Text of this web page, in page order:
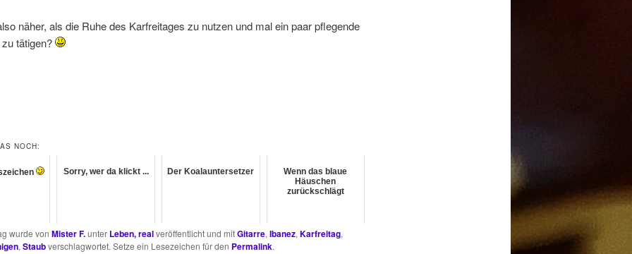
näher, als die Ruhe des Karfreitages zu nutzen und mal ein paar pflegende
tätigen?
NOCH:
Sorry, wer da klickt ... Der Koalauntersetzer
Wenn das blaue
Häuschen
zurückschlägt
wurde von Mister F.unter Leben, realveröffentlicht und mitGitarre, Ibanez, Karfreitag,
, Staubverschlagwortet. Setze ein Lesezeichen für den Permalink.